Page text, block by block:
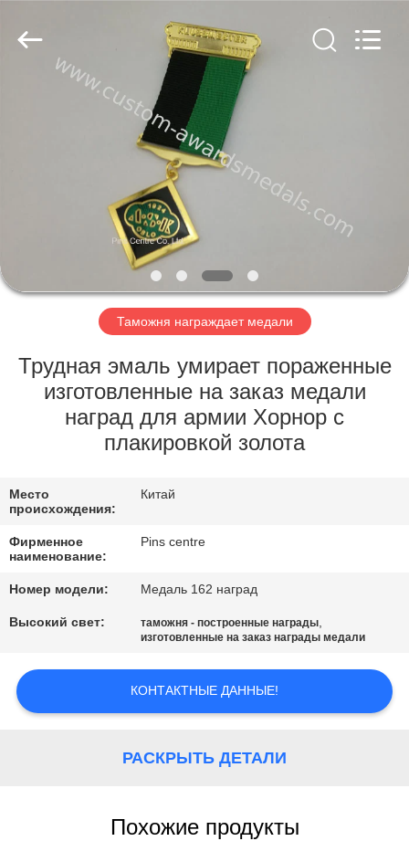
ПРОДУКТЫ
ПУТЕШЕСТВИЕ
ФАБРИКИ
ПРОВЕРКА
КАЧЕСТВА
МЫ
НОВОСТИ
СЛУЧАИ
КАРТА
САЙТА
Rights
Таможня награждает медали
Трудная эмаль умирает пораженные
изготовленные на заказ медали
наград для армии Хорнор с
плакировкой золота
Место
происхождения:
Китай
Фирменное
наименование:
Pins centre
Номер модели: Медаль 162 наград
Высокий свет: таможня - построенные награды,
изготовленные на заказ награды медали
КОНТАКТНЫЕ ДАННЫЕ!
РАСКРЫТЬ ДЕТАЛИ
Похожие продукты